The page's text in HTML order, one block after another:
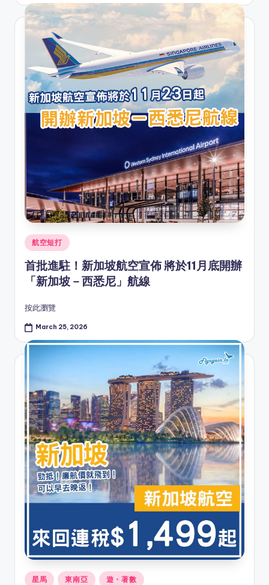
Posted
in
航空短打
首批進駐！新加坡航空宣佈 將於11月底開辦
「新加坡－西悉尼」航線
按此瀏覽
March 25, 2026
Posted
星馬 東南亞 遊・著數